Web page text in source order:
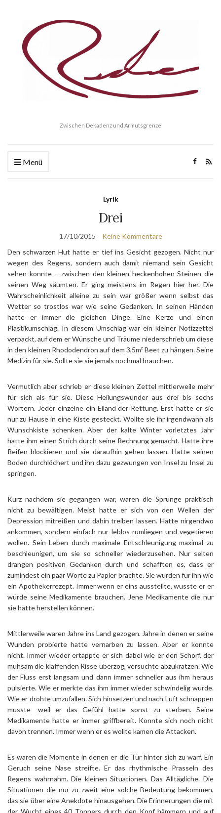
Zwischen Dekadenz und Armutsgrenze
Menü
Lyrik
Drei
17/10/2015
Keine Kommentare
Den schwarzen Hut hatte er tief ins Gesicht gezogen. Nicht nur
wegen des Regens, sondern auch damit niemand sein Gesicht
sehen konnte – zwischen den kleinen heckenhohen Steinen die
seinen Weg säumten. Er ging meistens im Regen hier her. Die
Wahrscheinlichkeit alleine zu sein war größer wenn selbst das
Wetter so trostlos war wie seine Gedanken. In seinen Händen
hatte er immer die gleichen Dinge. Eine Kerze und einen
Plastikumschlag. In diesem Umschlag war ein kleiner Notizzettel
verpackt, auf dem er Wünsche und Träume niederschrieb um diese
in den kleinen Rhododendron auf dem 3,5m² Beet zu hängen. Seine
Medizin für sie. Sollte sie sie jemals nochmal brauchen.
Vermutlich aber schrieb er diese kleinen Zettel mittlerweile mehr
für sich als für sie. Diese Heilungswunder aus drei bis sechs
Wörtern. Jeder einzelne ein Eiland der Rettung. Erst hatte er sie
nur zu Hause in eine Kiste gesteckt. Wollte sie ihr irgendwann als
Wunschkiste schenken. Aber der kalte Winter vorletztes Jahr
hatte ihm einen Strich durch seine Rechnung gemacht. Hatte ihre
Reifen blockieren und sie daraufhin gehen lassen. Hatte seinen
Boden durchlöchert und ihn dazu gezwungen von Insel zu Insel zu
springen.
Kurz nachdem sie gegangen war, waren die Sprünge praktisch
nicht zu bewältigen. Meist hatte er sich von den Wellen der
Depression mitreißen und dahin treiben lassen. Hatte nirgendwo
ankommen, sondern einfach nur leblos rumliegen und vegetieren
wollen. Sein Leben durch maximale Entschleunigung maximal zu
beschleunigen, um sie so schneller wiederzusehen. Nur selten
drangen positiven Gedanken durch und schafften es, dass er
zumindest ein paar Worte zu Papier brachte. Sie wurden für ihn wie
ein Apothekerrezept. Immer wenn er eins ausstellte, wusste er er
würde seine Medikamente brauchen. Jene Medikamente die nur
sie hatte herstellen können.
Mittlerweile waren Jahre ins Land gezogen. Jahre in denen er seine
Wunden probierte hatte vernarben zu lassen. Aber er konnte
nicht. Immer wieder ertappte er sich dabei wie er den Schorf, der
mühsam die klaffenden Risse überzog, versuchte abzukratzen. Wie
der Fluss erst langsam und dann immer schneller aus ihm heraus
pulsierte. Wie er merkte das ihm immer wieder schwindelig wurde.
Wie er drohte umzufallen. Sich hinsetzen und nach Luft schnappen
musste -weil er das Gefühl hatte sonst zu sterben. Seine
Medikamente hatte er immer griffbereit. Konnte sich noch nicht
davon trennen. Immer wenn er es wollte kamen die Attacken.
Es waren die Momente in denen er die Tür hinter sich zu warf. Ein
Geruch seine Nase streifte. Er das rhythmische Prasseln des
Regens wahrnahm. Die kleinen Situationen. Das Alltägliche. Die
Situationen die nur zu zweit eine solche Bedeutung bekommen,
das sie über eine Anekdote hinausgehen. Die Erinnerungen die mit
der Wucht eines 40 Tonners durch den Kopf hämmern und auf